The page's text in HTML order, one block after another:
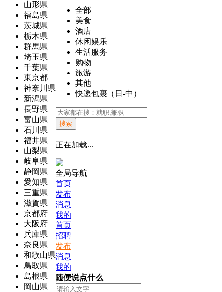
山形県
福島県
茨城県
栃木県
群馬県
埼玉県
千葉県
東京都
神奈川県
新潟県
長野県
富山県
石川県
福井県
山梨県
岐阜県
静岡県
愛知県
三重県
滋賀県
京都府
大阪府
兵庫県
奈良県
和歌山県
鳥取県
島根県
岡山県
全部
美食
酒店
休闲娱乐
生活服务
购物
旅游
其他
快递包裹（日-中）
搜索
正在加载...
全局导航
首页
发布
消息
我的
首页
招聘
发布
消息
我的
随便说点什么